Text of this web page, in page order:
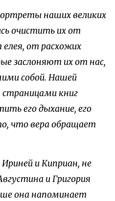
наших великих
очистить их от
елея, от расхожих
заслоняют их от нас,
собой. Нашей
страницами книг
его дыхание, его
что вера обращает
и Киприан, не
и Григория
она напоминает